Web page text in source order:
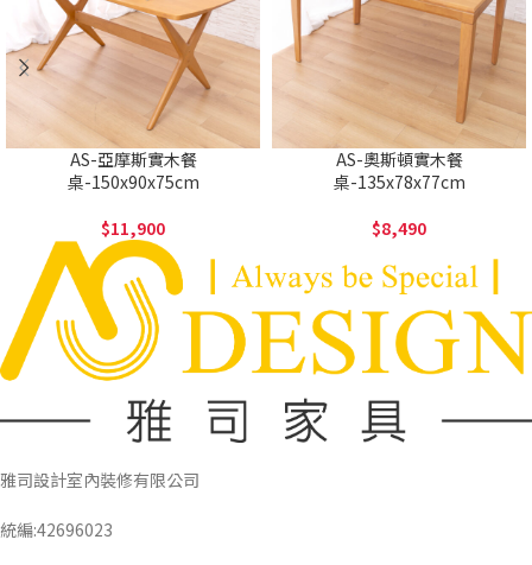
AS-亞摩斯實木餐
桌-150x90x75cm
11,900
AS-奧斯頓實木餐
桌-135x78x77cm
8,490
雅司設計室內裝修有限公司
統編:42696023